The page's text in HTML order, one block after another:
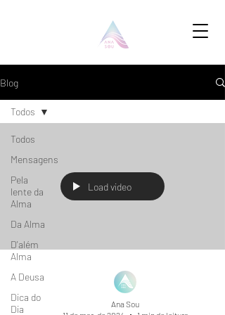
Blog
Todos
Mensagens
Pela
lente da
Alma
Da Alma
D'além
Alma
A Deusa
Dica do
Dia
Todos
Load video
Ana Sou